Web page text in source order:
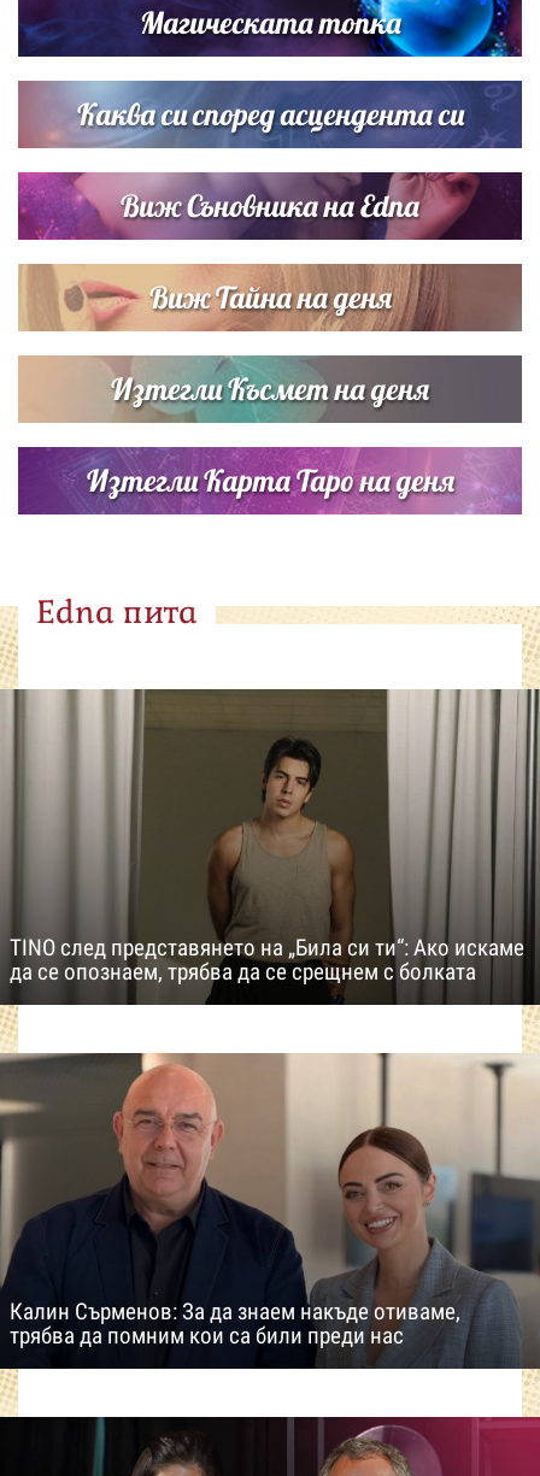
„Тук сме най-щастливи“: Радина Кърджилова и Пламен
Димов издадоха своето любимо място
Магическата топка
Каква си според асцендента си
Виж Съновника на Edna
Виж Тайна на деня
Изтегли Късмет на деня
Изтегли Карта Таро на деня
Edna пита
TINO след представянето на „Била си ти“: Ако искаме
да се опознаем, трябва да се срещнем с болката
Калин Сърменов: За да знаем накъде отиваме,
трябва да помним кои са били преди нас